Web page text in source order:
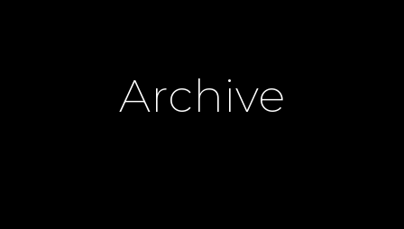
Archive